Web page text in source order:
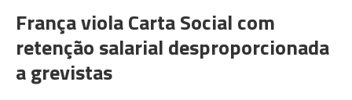
França viola Carta Social com
retenção salarial desproporcionada
a grevistas